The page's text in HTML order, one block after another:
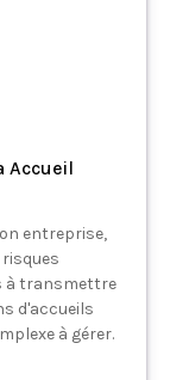
Accueil
entreprise,
à transmettre
d'accueils
à gérer.